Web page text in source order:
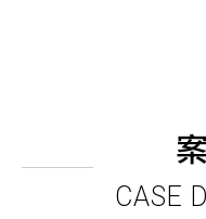
CASE